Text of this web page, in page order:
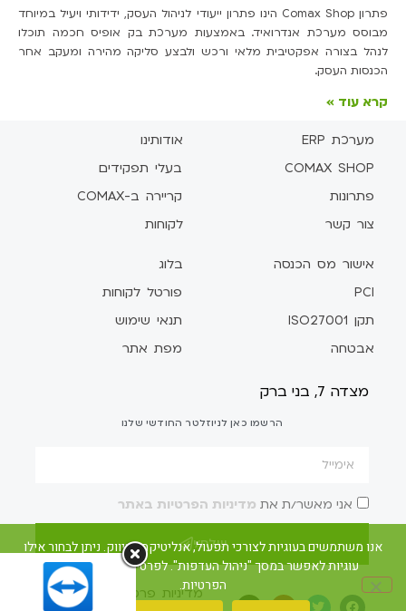
פתרון Comax Shop הינו פתרון ייעודי לניהול העסק, ידידותי ויעיל במיוחד
מבוסס מערכת אנדרואיד. באמצעות מערכת בק אופיס חכמה תוכלו
לנהל בצורה אפקטיבית מלאי ורכש ולבצע סליקה מהירה ומעקב אחר
הכנסות העסק.
קרא עוד »
מערכת ERP
COMAX SHOP
פתרונות
צור קשר
אודותינו
בעלי תפקידים
קריירה ב-COMAX
לקוחות
אישור מס הכנסה
PCI
תקן ISO27001
אבטחה
בלוג
פורטל לקוחות
תנאי שימוש
מפת אתר
מצדה 7, בני ברק
הרשמו כאן לניוזלטר החודשי שלנו
אני מאשר/ת את מדיניות הפרטיות באתר
שלח/י
מדיניות פרטיות
הצהרת נגישות
אנו משתמשים בעוגיות לצורכי תפעול, אנליטיקה ושיווק. ניתן לבחור אילו
עוגיות לאפשר במסך "ניהול העדפות". לפרטים ראו את מדיניות
הפרטיות.